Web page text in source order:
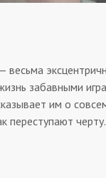
забавными
им о
переступают черту.